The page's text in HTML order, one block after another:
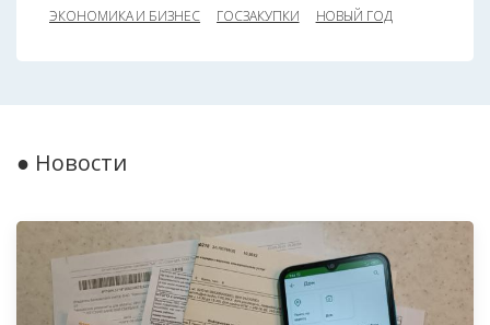
ЭКОНОМИКА И БИЗНЕС ГОСЗАКУПКИ НОВЫЙ ГОД
● Новости